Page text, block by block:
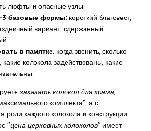
люфты и опасные узлы.
3 базовые формы: короткий благовест,
вариант, сдержанный
в памятке: когда звонить, сколько
колокола задействованы, какие
заказать колокол для храма
комплекта", а с
роли каждого колокола и конструкции
"цена церковных колоколов" имеет